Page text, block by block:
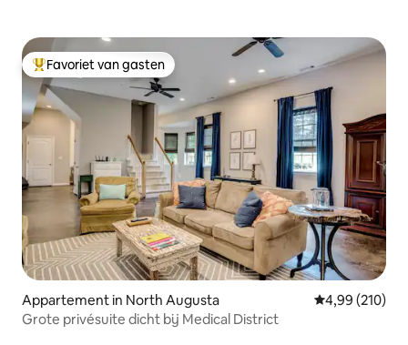
Topfavoriet van gasten
Favoriet van gasten
Appartement in North Augusta Gemiddelde
4,99 (210)
Grote privésuite dicht bij Medical District